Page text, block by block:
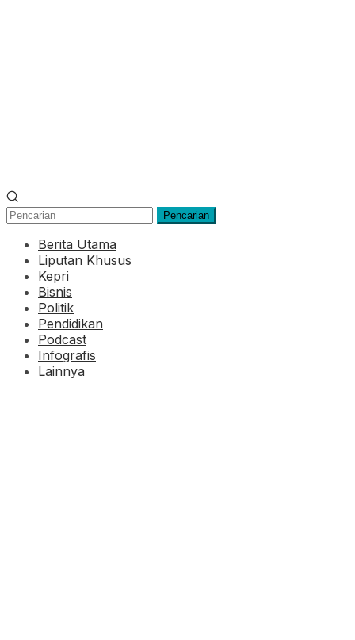
Pencarian
Berita Utama
Liputan Khusus
Kepri
Bisnis
Politik
Pendidikan
Podcast
Infografis
Lainnya